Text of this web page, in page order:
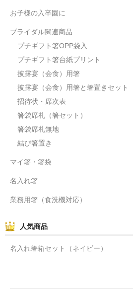
お子様の入卒園に
ブライダル関連商品
プチギフト箸OPP袋入
プチギフト箸台紙プリント
披露宴（会食）用箸
披露宴（会食）用箸と箸置きセット
招待状・席次表
箸袋席札（箸セット）
箸袋席札無地
結び箸置き
マイ箸・箸袋
名入れ箸
業務用箸（食洗機対応）
人気商品
名入れ箸箱セット（ネイビー）